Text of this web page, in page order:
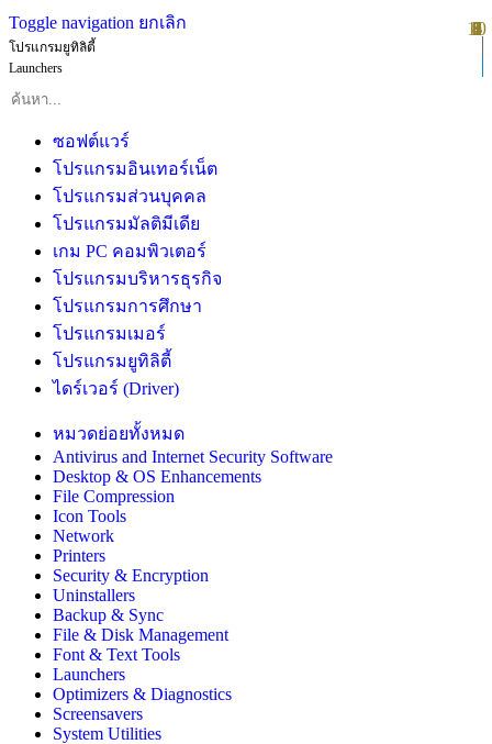
Toggle navigation ยกเลิก
โปรแกรมยูทิลิตี้
Launchers
ซอฟต์แวร์
โปรแกรมอินเทอร์เน็ต
โปรแกรมส่วนบุคคล
โปรแกรมมัลติมีเดีย
เกม PC คอมพิวเตอร์
โปรแกรมบริหารธุรกิจ
โปรแกรมการศึกษา
โปรแกรมเมอร์
โปรแกรมยูทิลิตี้
ไดร์เวอร์ (Driver)
หมวดย่อยทั้งหมด
Antivirus and Internet Security Software
Desktop & OS Enhancements
File Compression
Icon Tools
Network
Printers
Security & Encryption
Uninstallers
Backup & Sync
File & Disk Management
Font & Text Tools
Launchers
Optimizers & Diagnostics
Screensavers
System Utilities
1
2
3
4
5
6
7
8
9
10